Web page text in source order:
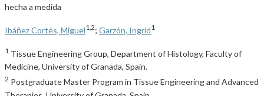
hecha a medida
Ibáñez Cortés, Miguel1,2; Garzón, Ingrid1
1 Tissue Engineering Group, Department of Histology, Faculty of
Medicine, University of Granada, Spain.
2 Postgraduate Master Program in Tissue Engineering and Advanced